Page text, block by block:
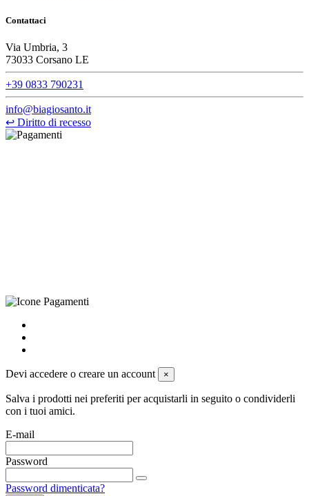
Contattaci
Via Umbria, 3
73033 Corsano LE
+39 0833 790231
info@biagiosanto.it
↩ Diritto di recesso
Devi accedere o creare un account ×
Salva i prodotti nei preferiti per acquistarli in seguito o condividerli
con i tuoi amici.
E-mail
Password
Password dimenticata?